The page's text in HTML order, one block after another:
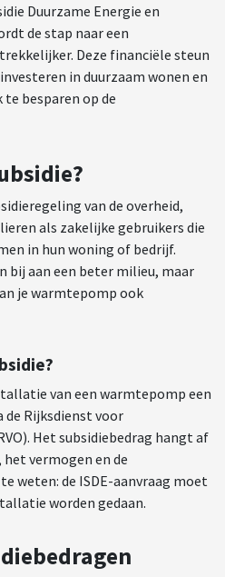
Duurzame Energie en
de stap naar een
Deze financiële steun
in duurzaam wonen en
besparen op de
van de overheid,
als zakelijke gebruikers die
in hun woning of bedrijf.
bij aan een beter milieu, maar
je warmtepomp ook
van een warmtepomp een
de Rijksdienst voor
Het subsidiebedrag hangt af
vermogen en de
weten: de ISDE-aanvraag moet
worden gedaan.